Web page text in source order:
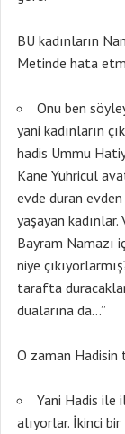
BU kadınların
Metinde hata
Onu ben
yani kadınların
hadis Ummu
Kane Yuhricul
evde duran evden
yaşayan
Bayram Namazı
niye
tarafta
dualarına da…”
O zaman Hadisin
Yani Hadis ile
alıyorlar. İkinci